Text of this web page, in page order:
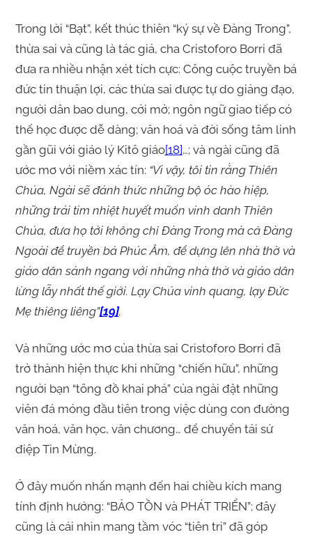
Trong lời “Bạt”, kết thúc thiên “ký sự về Đàng Trong”,
thừa sai và cũng là tác giả, cha Cristoforo Borri đã
đưa ra nhiều nhận xét tích cực: Công cuộc truyền bá
đức tin thuận lợi, các thừa sai được tự do giảng đạo,
người dân bao dung, cởi mở; ngôn ngữ giao tiếp có
thể học được dễ dàng; văn hoá và đời sống tâm linh
gần gũi với giáo lý Kitô giáo[18]…; và ngài cũng đã
ước mơ với niềm xác tín: “Vì vậy, tôi tin rằng Thiên
Chúa, Ngài sẽ đánh thức những bộ óc hào hiệp,
những trái tim nhiệt huyết muốn vinh danh Thiên
Chúa, đưa họ tới không chỉ Đàng Trong mà cả Đàng
Ngoài để truyền bá Phúc Âm, để dựng lên nhà thờ và
giáo dân sánh ngang với những nhà thờ và giáo dân
lừng lẫy nhất thế giới. Lạy Chúa vinh quang, lạy Đức
Mẹ thiêng liêng”[19].
Và những ước mơ của thừa sai Cristoforo Borri đã
trở thành hiện thực khi những “chiến hữu”, những
người bạn “tông đồ khai phá” của ngài đặt những
viên đá móng đầu tiên trong việc dùng con đường
văn hoá, văn học, văn chương… để chuyển tải sứ
điệp Tin Mừng.
Ở đây muốn nhấn mạnh đến hai chiều kích mang
tính định hướng: “BẢO TỒN và PHÁT TRIỂN”; đây
cũng là cái nhìn mang tầm vóc “tiên tri” đã góp